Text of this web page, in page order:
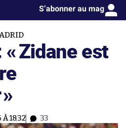
S’abonner au mag
«Zidane est
»
À 18:32 33